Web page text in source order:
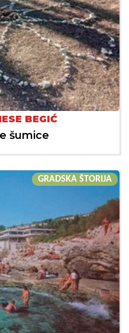
BEGIĆ
šumice
GRADSKA ŠTORIJA